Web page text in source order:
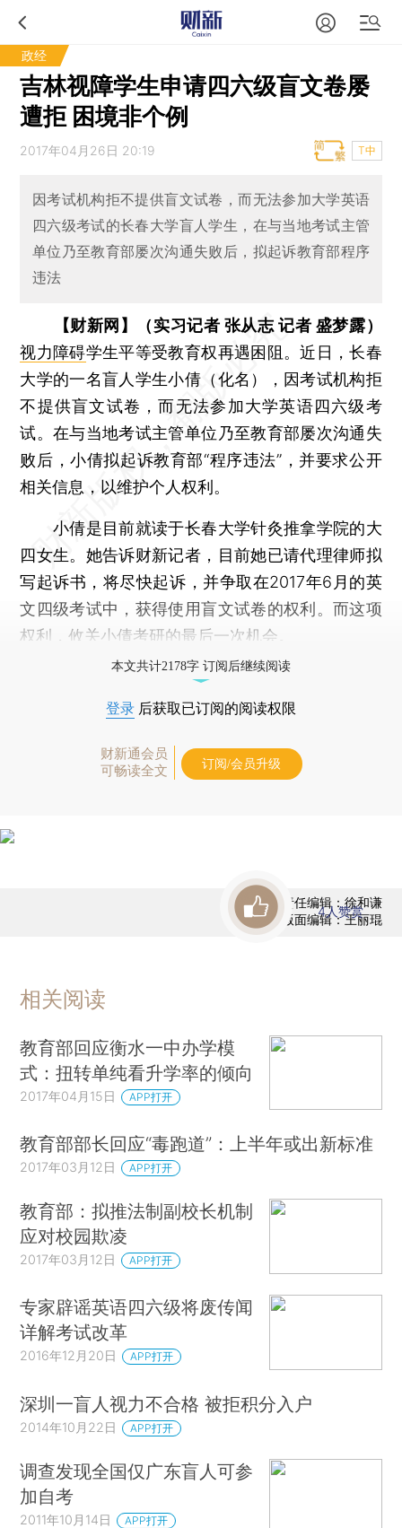
政经
吉林视障学生申请四六级盲文卷屡
遭拒 困境非个例
2017年04月26日 20:19 T中
因考试机构拒不提供盲文试卷，而无法参加大学英语
四六级考试的长春大学盲人学生，在与当地考试主管
单位乃至教育部屡次沟通失败后，拟起诉教育部程序
违法
【财新网】（实习记者 张从志 记者 盛梦露）
视力障碍学生平等受教育权再遇困阻。近日，长春
大学的一名盲人学生小倩（化名），因考试机构拒
不提供盲文试卷，而无法参加大学英语四六级考
试。在与当地考试主管单位乃至教育部屡次沟通失
败后，小倩拟起诉教育部“程序违法”，并要求公开
相关信息，以维护个人权利。
小倩是目前就读于长春大学针灸推拿学院的大
四女生。她告诉财新记者，目前她已请代理律师拟
写起诉书，将尽快起诉，并争取在2017年6月的英
文四级考试中，获得使用盲文试卷的权利。而这项
权利，攸关小倩考研的最后一次机会。
本文共计2178字 订阅后继续阅读
登录 后获取已订阅的阅读权限
财新通会员
可畅读全文
订阅/会员升级
责任编辑：徐和谦
版面编辑：王丽琨
4人赞赏
相关阅读
教育部回应衡水一中办学模
式：扭转单纯看升学率的倾向
2017年04月15日 APP打开
教育部部长回应“毒跑道”：上半年或出新标准
2017年03月12日 APP打开
教育部：拟推法制副校长机制
应对校园欺凌
2017年03月12日 APP打开
专家辟谣英语四六级将废传闻
详解考试改革
2016年12月20日 APP打开
深圳一盲人视力不合格 被拒积分入户
2014年10月22日 APP打开
调查发现全国仅广东盲人可参
加自考
2011年10月14日 APP打开